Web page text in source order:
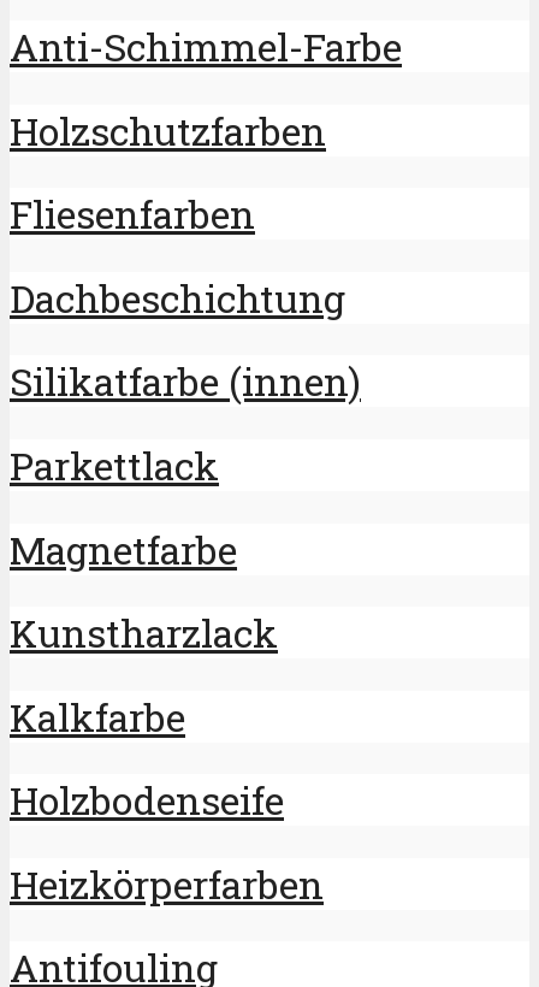
Anti-Schimmel-Farbe
Holzschutzfarben
Fliesenfarben
Dachbeschichtung
Silikatfarbe (innen)
Parkettlack
Magnetfarbe
Kunstharzlack
Kalkfarbe
Holzbodenseife
Heizkörperfarben
Antifouling